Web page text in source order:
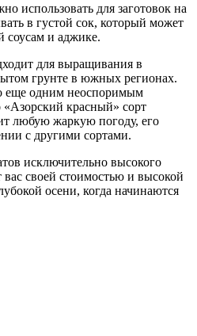
использовать для заготовок на
в густой сок, который может
соусам и аджике.
для выращивания в
грунте в южных регионах.
еще одним неоспоримым
«Азорский красный» сорт
любую жаркую погоду, его
с другими сортами.
исключительно высокого
вас своей стоимостью и высокой
осени, когда начинаются